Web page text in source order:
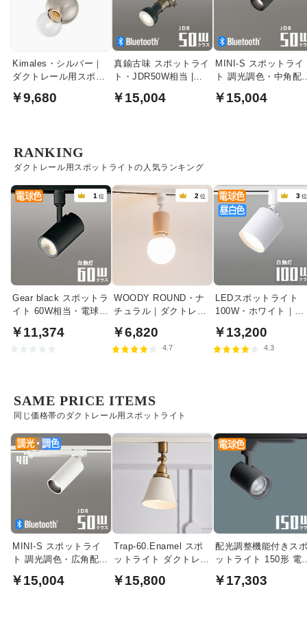
Kimales・シルバー｜
ダクトレール用スポッ
￥9,680
真鍮古味 スポットライ
ト・JDR50W相当 |
￥15,004
MINI-S スポットライ
ト 調光調色・中角配
Bluetooth・ブラック
￥15,004
ダクトレール用スポットライトの人気ランキング
RANKING
1 位
Gear black スポットラ
イト 60W相当・電球色
￥11,374
2 位
WOODY ROUND・ナ
チュラル｜ダクトレー
￥6,820
4.7
3 位
LEDスポットライト
100W・ホワイト｜光
￥13,200
4.3
同じ価格帯のダクトレール用スポットライト
SAME PRICE ITEMS
MINI-S スポットライ
ト 調光調色・広角配光
Bluetooth・オフホワイ
￥15,004
Trap-60.Enamel スポ
ットライト ダクトレー
ー
￥15,800
配光調整機能付きス
ットライト 150形 電
レール用
￥17,303